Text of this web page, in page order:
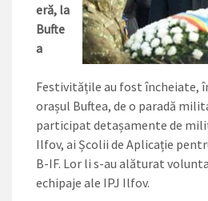
eră, la
Bufte
a
Festivitățile au fost încheiate,
orașul Buftea, de o paradă
participat detașamente de
Ilfov, ai Școlii de Aplicație
B-IF. Lor li s-au alăturat
echipaje ale IPJ Ilfov.